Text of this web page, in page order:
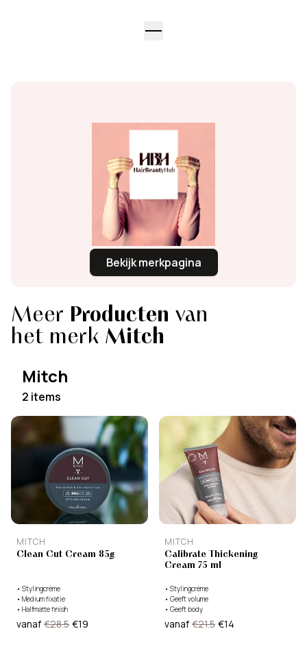
Bekijk merkpagina
Meer Producten van
het merk Mitch
Mitch
2 items
MITCH
Clean Cut Cream 85g
• Stylingcrème
• Medium fixatie
• Halfmatte finish
vanaf €28.5 €19
MITCH
Calibrate Thickening
Cream 75 ml
• Stylingcrème
• Geeft volume
• Geeft body
vanaf €21.5 €14